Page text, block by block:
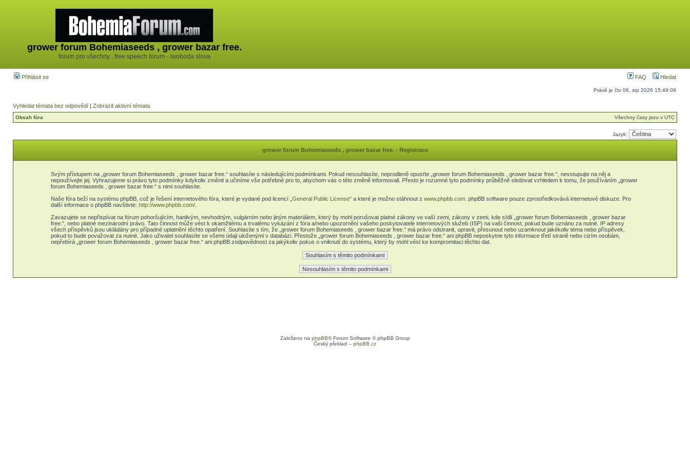
grower forum Bohemiaseeds , grower bazar free.
forum pro všechny , free speech forum - svoboda slova
Přihlásit se FAQ Hledat
Právě je čtv 06. srp 2026 15:49:09
Vyhledat témata bez odpovědí | Zobrazit aktivní témata
Obsah fóra Všechny časy jsou v UTC
Jazyk:
grower forum Bohemiaseeds , grower bazar free. - Registrace
Svým přístupem na „grower forum Bohemiaseeds , grower bazar free.“ souhlasíte s následujícími podmínkami. Pokud nesouhlasíte, neprodleně opusťte „grower forum Bohemiaseeds , grower bazar free.“, nevstupujte na něj a
nepoužívejte jej. Vyhrazujeme si právo tyto podmínky kdykoliv změnit a učiníme vše potřebné pro to, abychom vás o této změně informovali. Přesto je rozumné tyto podmínky průběžně sledovat vzhledem k tomu, že používáním „grower
forum Bohemiaseeds , grower bazar free.“ s nimi souhlasíte.
Naše fóra beží na systému phpBB, což je řešení internetového fóra, které je vydané pod licencí „ General Public License“ a které je možno stáhnout z www.phpbb.com. phpBB software pouze zprostředkovává internetové diskuze. Pro
další informace o phpBB navštivte: http://www.phpbb.com/.
Zavazujete se nepřispívat na fórum pohoršujícím, hanlivým, nevhodným, vulgárním nebo jiným materiálem, který by mohl porušovat platné zákony ve vaší zemi, zákony v zemi, kde sídlí „grower forum Bohemiaseeds , grower bazar
free.“, nebo platné mezinárodní právo. Tato činnost může vést k okamžitému a trvalému vykázání z fóra a/nebo upozornění vašeho poskytovatele internetových služeb (ISP) na vaši činnost, pokud bude uznáno za nutné. IP adresy
všech příspěvků jsou ukládány pro případné uplatnění těchto opatření. Souhlasíte s tím, že „grower forum Bohemiaseeds , grower bazar free.“ má právo odstranit, upravit, přesunout nebo uzamknout jakékoliv téma nebo příspěvek,
pokud to bude považovat za nutné. Jako uživatel souhlasíte se všemi údaji uloženými v databázi. Přestože „grower forum Bohemiaseeds , grower bazar free.“ ani phpBB neposkytne tyto informace třetí straně nebo cizím osobám,
nepřebírá „grower forum Bohemiaseeds , grower bazar free.“ ani phpBB zodpovědnost za jakýkoliv pokus o vniknutí do systému, který by mohl vést ke kompromitaci těchto dat.
Založeno na phpBB® Forum Software © phpBB Group
Český překlad – phpBB.cz